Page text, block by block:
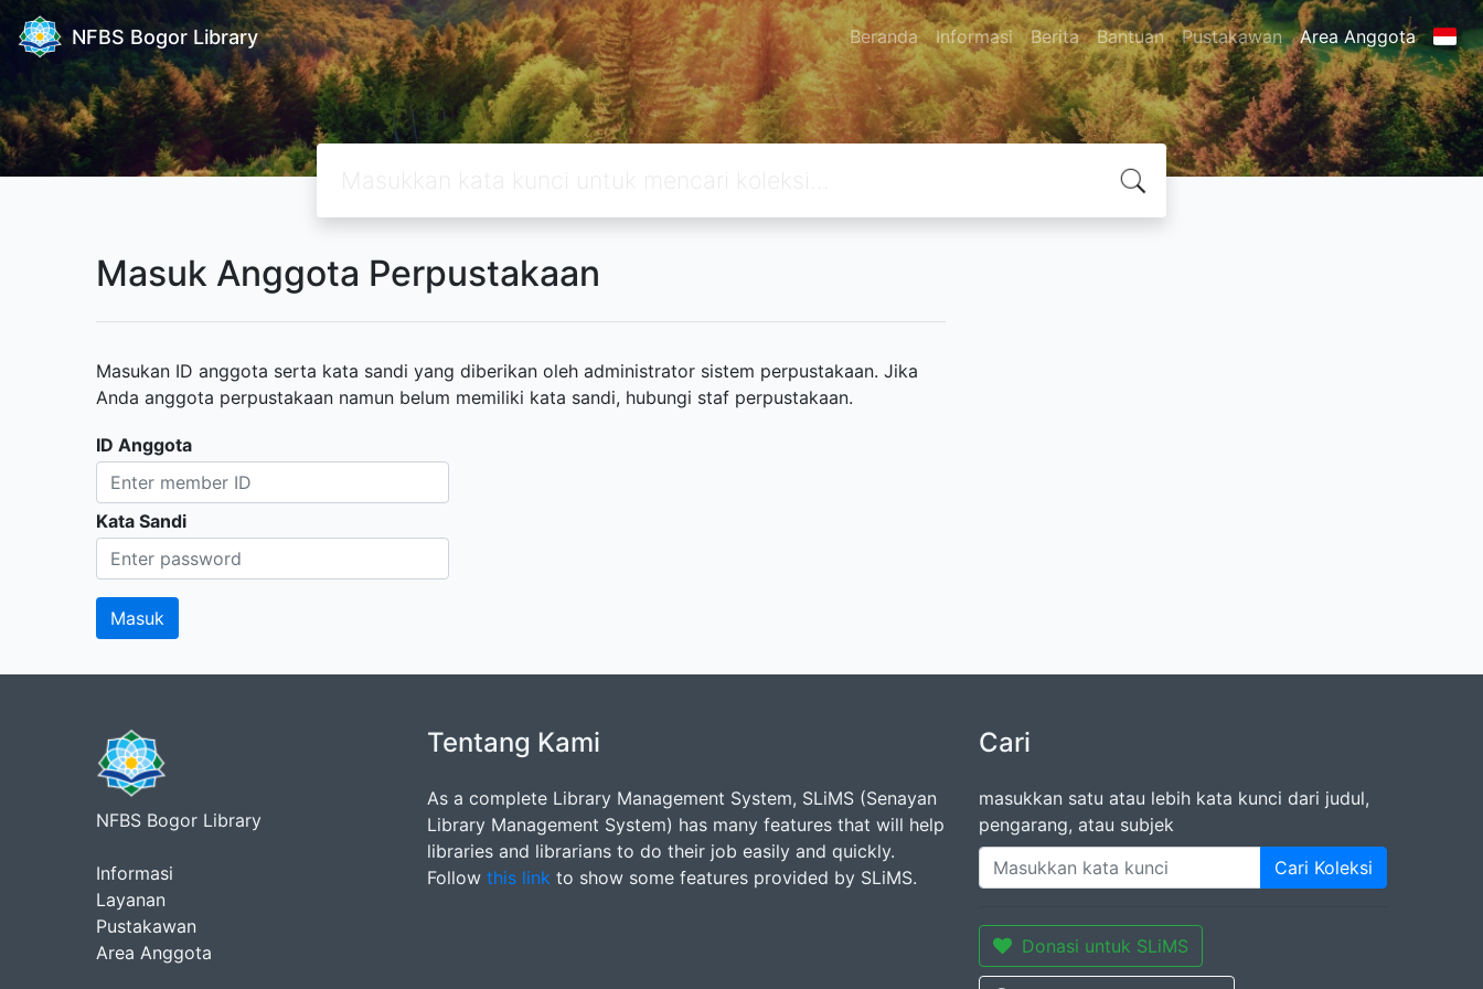
NFBS Bogor Library Beranda Informasi Berita Bantuan Pustakawan Area Anggota
Masuk Anggota Perpustakaan
Masukan ID anggota serta kata sandi yang diberikan oleh administrator sistem perpustakaan. Jika
Anda anggota perpustakaan namun belum memiliki kata sandi, hubungi staf perpustakaan.
ID Anggota
Kata Sandi
NFBS Bogor Library
Informasi
Layanan
Pustakawan
Area Anggota
Tentang Kami
As a complete Library Management System, SLiMS (Senayan
Library Management System) has many features that will help
libraries and librarians to do their job easily and quickly.
Follow this link to show some features provided by SLiMS.
Cari
masukkan satu atau lebih kata kunci dari judul,
pengarang, atau subjek
Cari Koleksi
Donasi untuk SLiMS